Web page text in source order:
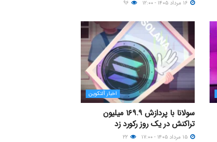
اخبار آلتکوین
سولانا با پردازش ۱۶۹.۹ میلیون
تراکنش در یک روز رکورد زد